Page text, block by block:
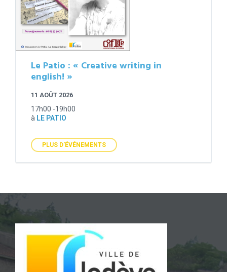
Le Patio : « Creative writing in
english! »
11 AOÛT 2026
17h00 -19h00
à LE PATIO
PLUS D'ÉVÉNEMENTS